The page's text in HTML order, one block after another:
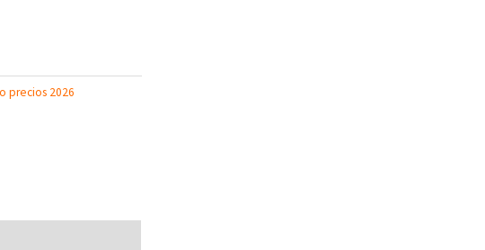
precios 2026